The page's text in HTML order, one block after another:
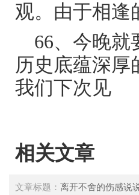
观。由于相逢
66、今晚就
历史底蕴深厚
我们下次见
相关文章
文章标题： 离开不舍的伤感说